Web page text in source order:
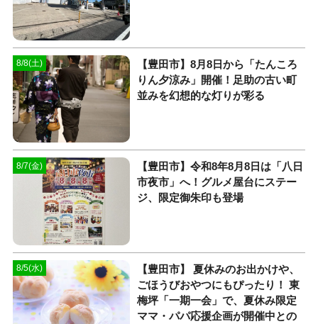
8/8(土)
【豊田市】8月8日から「たんころ
りん夕涼み」開催！足助の古い町
並みを幻想的な灯りが彩る
8/7(金)
【豊田市】令和8年8月8日は「八日
市夜市」へ！グルメ屋台にステー
ジ、限定御朱印も登場
8/5(水)
【豊田市】 夏休みのお出かけや、
ごほうびおやつにもぴったり！ 東
梅坪「一期一会」で、夏休み限定
ママ・パパ応援企画が開催中との